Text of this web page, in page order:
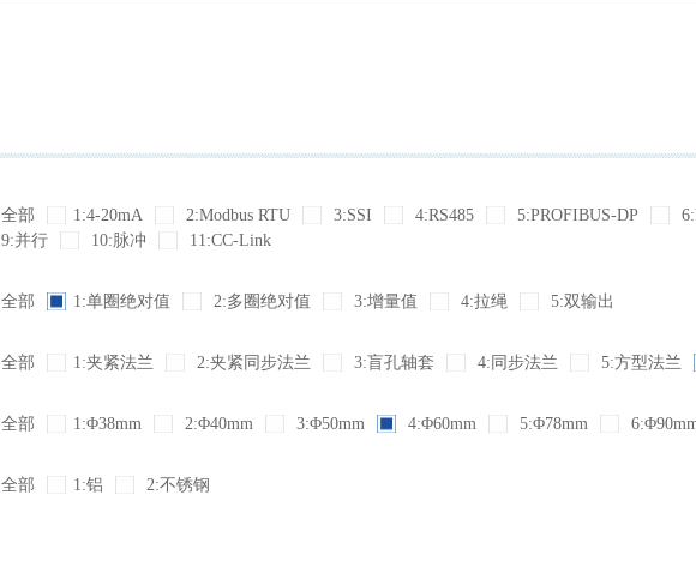
全部 1:4-20mA 2:Modbus RTU 3:SSI 4:RS485 5:PROFIBUS-DP
9:并行
10:脉冲 11:CC-Link
全部 1:单圈绝对值 2:多圈绝对值 3:增量值 4:拉绳 5:双输出
全部 1:夹紧法兰 2:夹紧同步法兰 3:盲孔轴套 4:同步法兰 5:方型法兰
全部 1:Φ38mm 2:Φ40mm 3:Φ50mm 4:Φ60mm 5:Φ78mm
全部 1:铝 2:不锈钢